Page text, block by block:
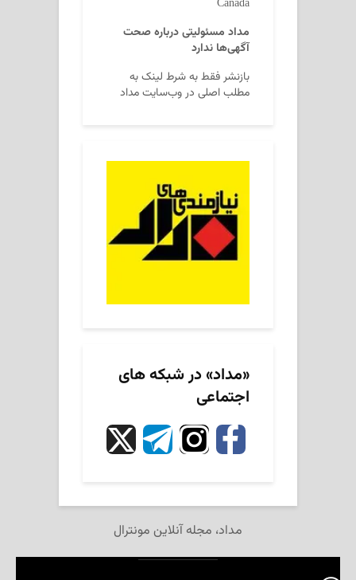
Canada
مداد مسئولیتی درباره صحت
آگهی‌ها ندارد
بازنشر فقط به شرط لینک به
مطلب اصلی در وب‌سایت مداد
«مداد» در شبکه های
اجتماعی
مداد، مجله آنلاین مونترال